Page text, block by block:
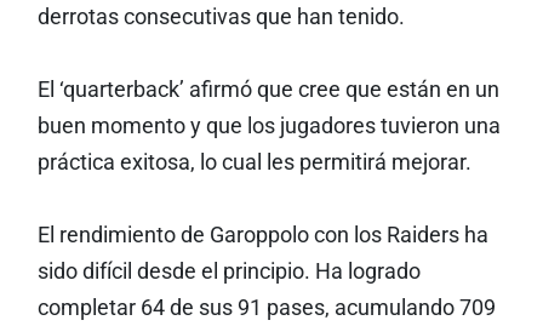
derrotas consecutivas que han tenido.
El ‘quarterback’ afirmó que cree que están en un
buen momento y que los jugadores tuvieron una
práctica exitosa, lo cual les permitirá mejorar.
El rendimiento de Garoppolo con los Raiders ha
sido difícil desde el principio. Ha logrado
completar 64 de sus 91 pases, acumulando 709